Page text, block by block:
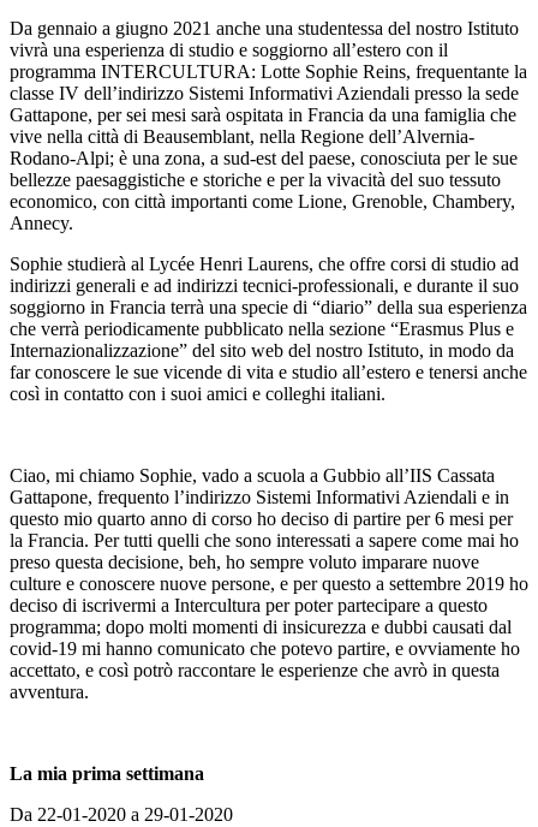
Da gennaio a giugno 2021 anche una studentessa del nostro Istituto
vivrà una esperienza di studio e soggiorno all’estero con il
programma INTERCULTURA: Lotte Sophie Reins, frequentante la
classe IV dell’indirizzo Sistemi Informativi Aziendali presso la sede
Gattapone, per sei mesi sarà ospitata in Francia da una famiglia che
vive nella città di Beausemblant, nella Regione dell’Alvernia-
Rodano-Alpi; è una zona, a sud-est del paese, conosciuta per le sue
bellezze paesaggistiche e storiche e per la vivacità del suo tessuto
economico, con città importanti come Lione, Grenoble, Chambery,
Annecy.
Sophie studierà al Lycée Henri Laurens, che offre corsi di studio ad
indirizzi generali e ad indirizzi tecnici-professionali, e durante il suo
soggiorno in Francia terrà una specie di “diario” della sua esperienza
che verrà periodicamente pubblicato nella sezione “Erasmus Plus e
Internazionalizzazione” del sito web del nostro Istituto, in modo da
far conoscere le sue vicende di vita e studio all’estero e tenersi anche
così in contatto con i suoi amici e colleghi italiani.
Ciao, mi chiamo Sophie, vado a scuola a Gubbio all’IIS Cassata
Gattapone, frequento l’indirizzo Sistemi Informativi Aziendali e in
questo mio quarto anno di corso ho deciso di partire per 6 mesi per
la Francia. Per tutti quelli che sono interessati a sapere come mai ho
preso questa decisione, beh, ho sempre voluto imparare nuove
culture e conoscere nuove persone, e per questo a settembre 2019 ho
deciso di iscrivermi a Intercultura per poter partecipare a questo
programma; dopo molti momenti di insicurezza e dubbi causati dal
covid-19 mi hanno comunicato che potevo partire, e ovviamente ho
accettato, e così potrò raccontare le esperienze che avrò in questa
avventura.
La mia prima settimana
Da 22-01-2020 a 29-01-2020